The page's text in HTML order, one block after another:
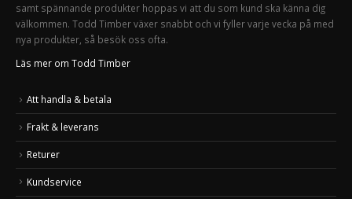
samt spännande produkter hoppas vi att du som kund ska känna dig
välkommen. Todd Timber växer snabbt och vi fyller varje vecka på med
nya produkter, så besök oss ofta.
Läs mer om Todd Timber
Att handla & betala
Frakt & leverans
Returer
Kundservice